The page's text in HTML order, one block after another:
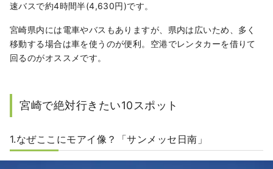
速バスで約4時間半(4,630円)です。
宮崎県内には電車やバスもありますが、県内は広いため、多く
移動する場合は車を使うのが便利。空港でレンタカーを借りて
回るのがオススメです。
宮崎で絶対行きたい10スポット
1.なぜここにモアイ像？「サンメッセ日南」